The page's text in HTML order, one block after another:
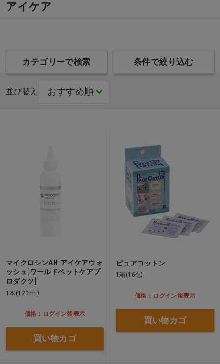
アイケア
カテゴリーで検索 条件で絞り込む
並び替え
マイクロシンAH アイケアウォ
ッシュ[ワールドペットケアプ
ロダクツ]
1本(120mL)
価格：ログイン後表示
買い物カゴ
ピュアコットン
1箱(16包)
価格：ログイン後表示
買い物カゴ